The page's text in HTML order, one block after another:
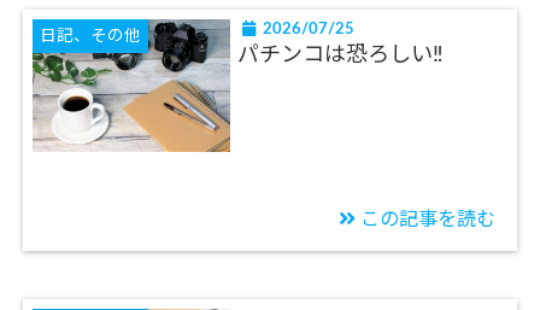
日記、その他 2026/07/25
パチンコは恐ろしい‼
この記事を読む